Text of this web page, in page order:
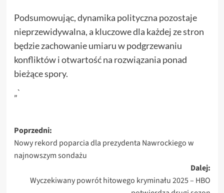
Podsumowując, dynamika polityczna pozostaje
nieprzewidywalna, a kluczowe dla każdej ze stron
będzie zachowanie umiaru w podgrzewaniu
konfliktów i otwartość na rozwiązania ponad
bieżące spory.
„`
Zobacz
wpisy
Poprzedni:
Nowy rekord poparcia dla prezydenta Nawrockiego w
najnowszym sondażu
Dalej:
Wyczekiwany powrót hitowego kryminału 2025 – HBO